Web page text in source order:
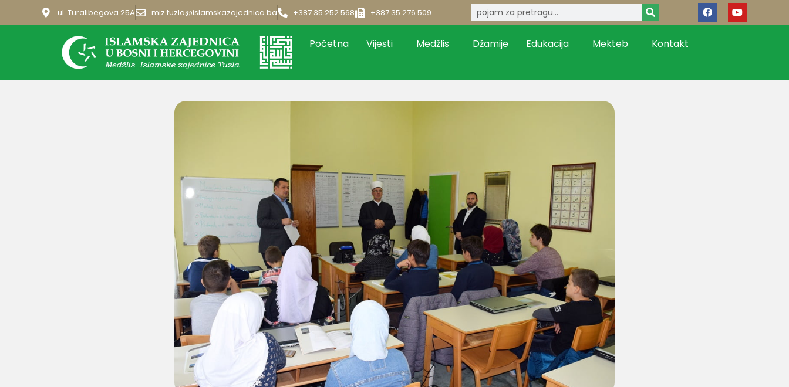
ul. Turalibegova 25A miz.tuzla@islamskazajednica.ba +387 35 252 568 +387 35 276 509
Početna Vijesti Medžlis Džamije Edukacija Mekteb Kontakt